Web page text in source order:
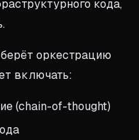
кода,
оркестрацию
включать:
(chain-of-thought)